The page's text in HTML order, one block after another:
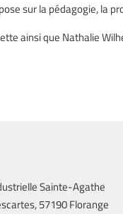
sur la pédagogie, la
ainsi que Nathalie
Sainte-Agathe
57190 Florange